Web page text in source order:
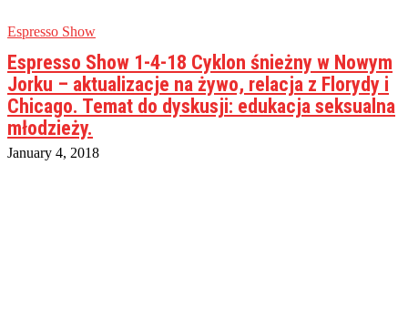
Espresso Show
Espresso Show 1-4-18 Cyklon śnieżny w Nowym
Jorku – aktualizacje na żywo, relacja z Florydy i
Chicago. Temat do dyskusji: edukacja seksualna
młodzieży.
January 4, 2018